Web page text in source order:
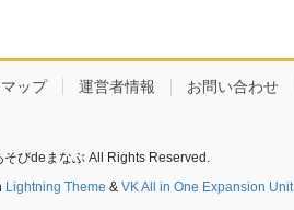
ップ 運営者情報 お問い合わせ
びdeまなぶ All Rights Reserved.
Lightning Theme & VK All in One Expansion Unit